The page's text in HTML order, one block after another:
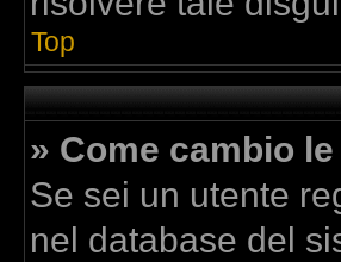
Top
» Come cambio
Se sei un utente
nel database del